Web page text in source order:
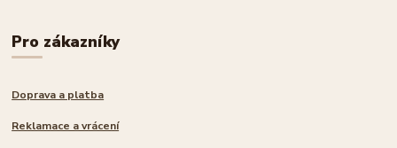
Pro zákazníky
Doprava a platba
Reklamace a vrácení